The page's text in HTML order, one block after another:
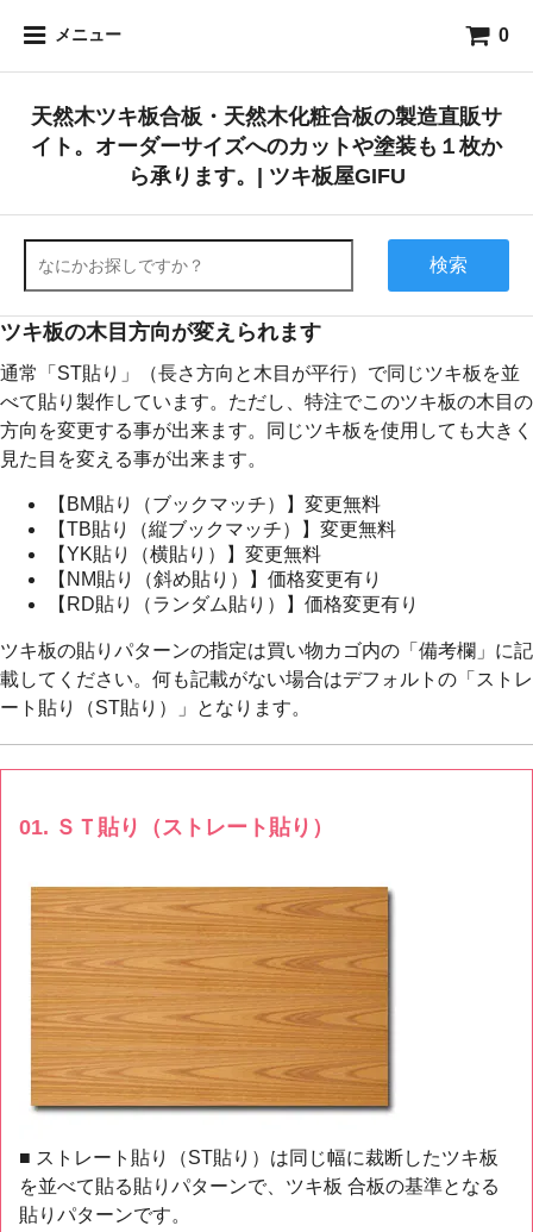
メニュー 0
天然木ツキ板合板・天然木化粧合板の製造直販サ
イト。オーダーサイズへのカットや塗装も１枚か
ら承ります。| ツキ板屋GIFU
検索
ツキ板の木目方向が変えられます
通常「ST貼り」（長さ方向と木目が平行）で同じツキ板を並
べて貼り製作しています。ただし、特注でこのツキ板の木目の
方向を変更する事が出来ます。同じツキ板を使用しても大きく
見た目を変える事が出来ます。
【BM貼り（ブックマッチ）】変更無料
【TB貼り（縦ブックマッチ）】変更無料
【YK貼り（横貼り）】変更無料
【NM貼り（斜め貼り）】価格変更有り
【RD貼り（ランダム貼り）】価格変更有り
ツキ板の貼りパターンの指定は買い物カゴ内の「備考欄」に記
載してください。何も記載がない場合はデフォルトの「ストレ
ート貼り（ST貼り）」となります。
01. ＳＴ貼り（ストレート貼り）
■ ストレート貼り（ST貼り）は同じ幅に裁断したツキ板
を並べて貼る貼りパターンで、ツキ板 合板の基準となる
貼りパターンです。